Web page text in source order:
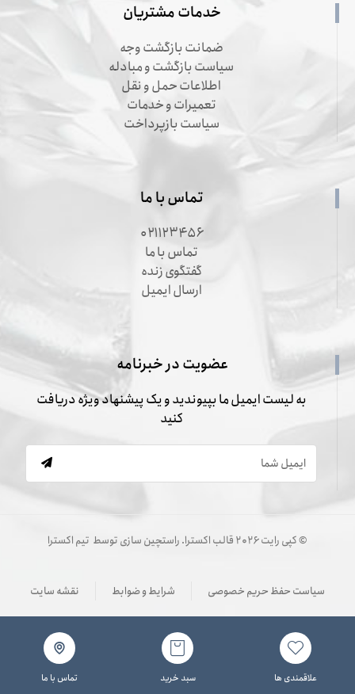
خدمات مشتریان
ضمانت بازگشت وجه
سیاست بازگشت و مبادله
اطلاعات حمل و نقل
تعمیرات و خدمات
سیاست بازپرداخت
تماس با ما
۰۲۱۱۲۳۴۵۶
تماس با ما
گفتگوی زنده
ارسال ایمیل
عضویت در خبرنامه
به لیست ایمیل ما بپیوندید و یک پیشنهاد ویژه دریافت
کنید
© کپی رایت ۲۰۲۶ قالب اکسترا. راستچین سازی توسط تیم اکسترا
نقشه سایت شرایط و ضوابط سیاست حفظ حریم خصوصی
علاقمندی ها سبد خرید تماس با ما